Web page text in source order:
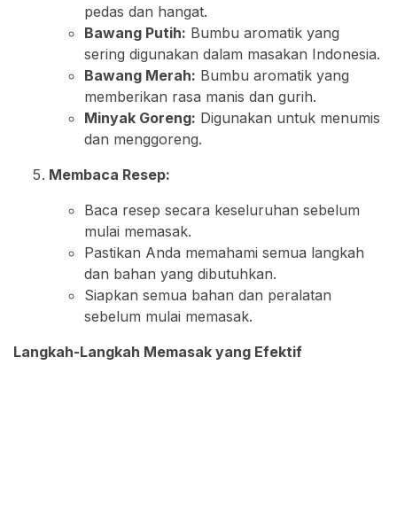
pedas dan hangat.
Bawang Putih: Bumbu aromatik yang
sering digunakan dalam masakan Indonesia.
Bawang Merah: Bumbu aromatik yang
memberikan rasa manis dan gurih.
Minyak Goreng: Digunakan untuk menumis
dan menggoreng.
Membaca Resep:
Baca resep secara keseluruhan sebelum
mulai memasak.
Pastikan Anda memahami semua langkah
dan bahan yang dibutuhkan.
Siapkan semua bahan dan peralatan
sebelum mulai memasak.
Langkah-Langkah Memasak yang Efektif